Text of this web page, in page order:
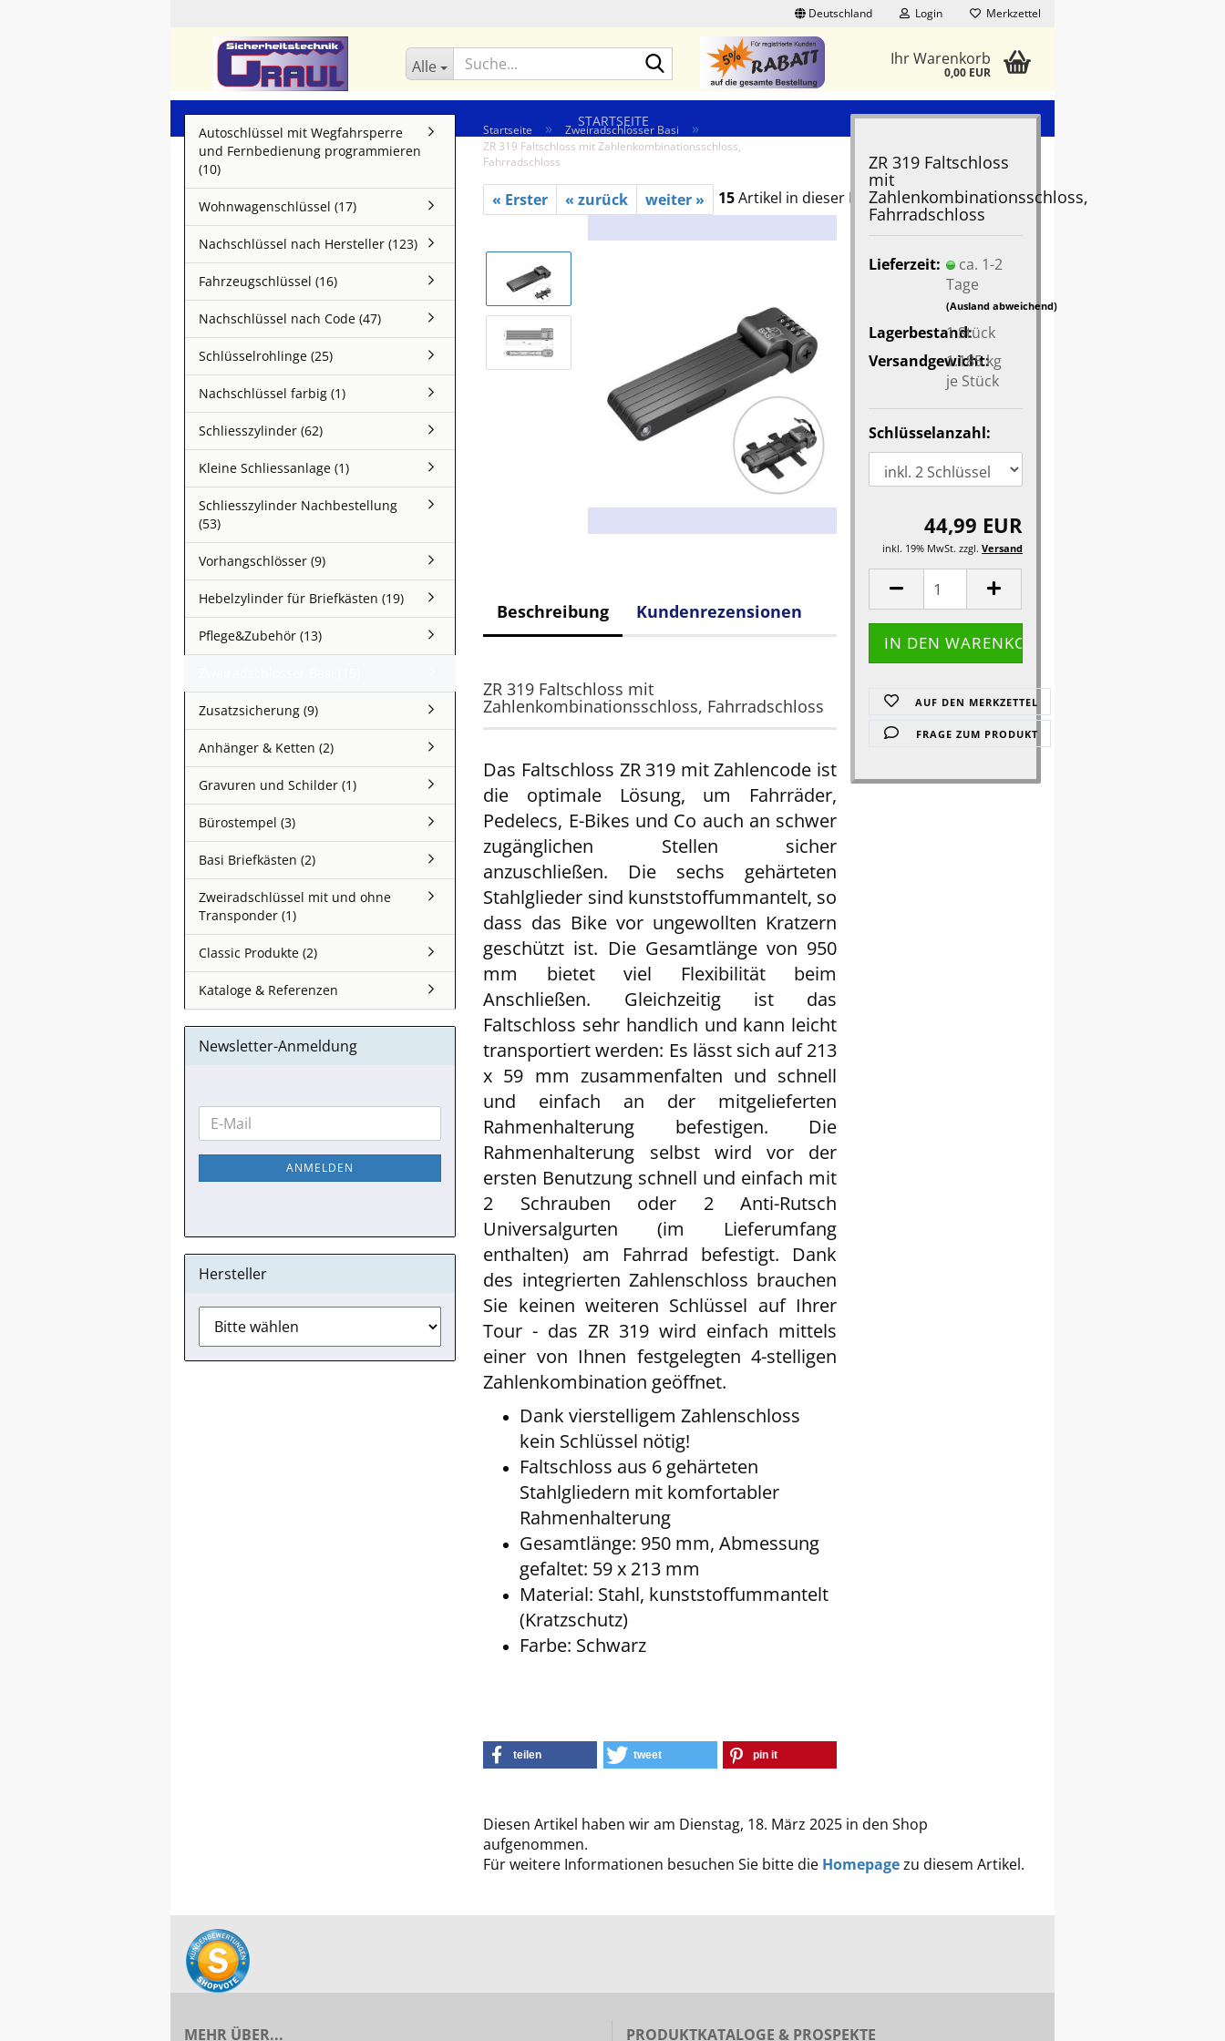
Deutschland Login Merkzettel
Alle Suche... Ihr Warenkorb
0,00 EUR
STARTSEITE
Startseite » Zweiradschlösser Basi »
ZR 319 Faltschloss mit Zahlenkombinationsschloss,
Fahrradschloss
« Erster « zurück weiter » 15Artikel in dieser Kategorie
ZR 319 Faltschloss
mit
Zahlenkombinationsschloss,
Fahrradschloss
Lieferzeit:
ca. 1-2
Tage
(Ausland abweichend)
Lagerbestand:
1Stück
Versandgewicht:
1.185kg
je Stück
Schlüsselanzahl:
44,99 EUR
inkl. 19% MwSt. zzgl. Versand
AUF DEN MERKZETTEL
FRAGE ZUM PRODUKT
Beschreibung Kundenrezensionen
ZR 319 Faltschloss mit
Zahlenkombinationsschloss, Fahrradschloss
Das Faltschloss ZR 319 mit Zahlencode ist
die optimale Lösung, um Fahrräder,
Pedelecs, E-Bikes und Co auch an schwer
zugänglichen Stellen sicher
anzuschließen. Die sechs gehärteten
Stahlglieder sind kunststoffummantelt, so
dass das Bike vor ungewollten Kratzern
geschützt ist. Die Gesamtlänge von 950
mm bietet viel Flexibilität beim
Anschließen. Gleichzeitig ist das
Faltschloss sehr handlich und kann leicht
transportiert werden: Es lässt sich auf 213
x 59 mm zusammenfalten und schnell
und einfach an der mitgelieferten
Rahmenhalterung befestigen. Die
Rahmenhalterung selbst wird vor der
ersten Benutzung schnell und einfach mit
2 Schrauben oder 2 Anti-Rutsch
Universalgurten (im Lieferumfang
enthalten) am Fahrrad befestigt. Dank
des integrierten Zahlenschloss brauchen
Sie keinen weiteren Schlüssel auf Ihrer
Tour - das ZR 319 wird einfach mittels
einer von Ihnen festgelegten 4-stelligen
Zahlenkombination geöffnet.
Dank vierstelligem Zahlenschloss
kein Schlüssel nötig!
Faltschloss aus 6 gehärteten
Stahlgliedern mit komfortabler
Rahmenhalterung
Gesamtlänge: 950 mm, Abmessung
gefaltet: 59 x 213 mm
Material: Stahl, kunststoffummantelt
(Kratzschutz)
Farbe: Schwarz
teilen tweet pin it
Diesen Artikel haben wir am Dienstag, 18. März 2025 in den Shop
aufgenommen.
Für weitere Informationen besuchen Sie bitte die Homepagezu diesem Artikel.
Autoschlüssel mit Wegfahrsperre
und Fernbedienung programmieren
(10)
Wohnwagenschlüssel (17)
Nachschlüssel nach Hersteller (123)
Fahrzeugschlüssel (16)
Nachschlüssel nach Code (47)
Schlüsselrohlinge (25)
Nachschlüssel farbig (1)
Schliesszylinder (62)
Kleine Schliessanlage (1)
Schliesszylinder Nachbestellung
(53)
Vorhangschlösser (9)
Hebelzylinder für Briefkästen (19)
Pflege&Zubehör (13)
Zusatzsicherung (9)
Anhänger & Ketten (2)
Gravuren und Schilder (1)
Bürostempel (3)
Basi Briefkästen (2)
Zweiradschlüssel mit und ohne
Transponder (1)
Classic Produkte (2)
Kataloge & Referenzen
Newsletter-Anmeldung
WEITER
ZUR
NEWSLETTER-
ANMELDUNG
E-
Mail
ANMELDEN
Hersteller
MEHR ÜBER...
PRODUKTKATALOGE & PROSPEKTE